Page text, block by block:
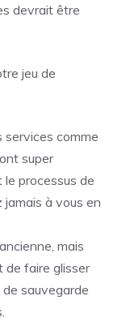
devrait être
jeu de
services comme
super
processus de
à vous en
mais
de faire glisser
sauvegarde